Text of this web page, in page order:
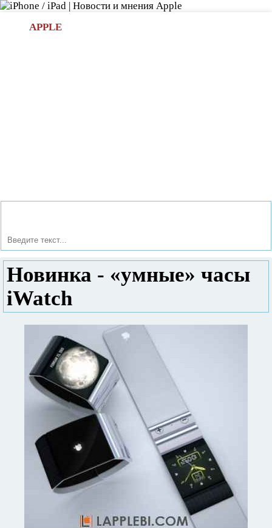
APPLE
Новинка - «умные» часы
iWatch